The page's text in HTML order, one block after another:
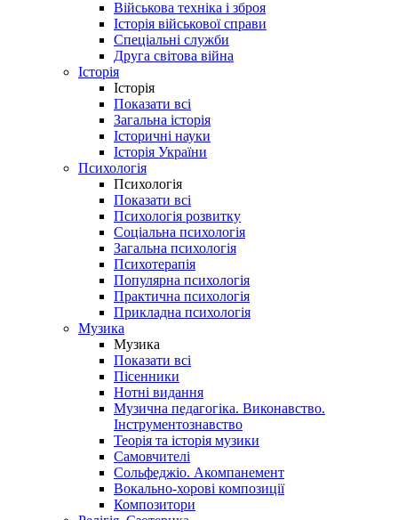
Військова техніка і зброя
Історія військової справи
Спеціальні служби
Друга світова війна
Історія
Історія
Показати всі
Загальна історія
Історичні науки
Історія України
Психологія
Психологія
Показати всі
Психологія розвитку
Соціальна психологія
Загальна психологія
Психотерапія
Популярна психологія
Практична психологія
Прикладна психологія
Музика
Музика
Показати всі
Пісенники
Нотні видання
Музична педагогіка. Виконавство.
Інструментознавство
Теорія та історія музики
Самовчителі
Сольфеджіо. Акомпанемент
Вокально-хорові композиції
Композитори